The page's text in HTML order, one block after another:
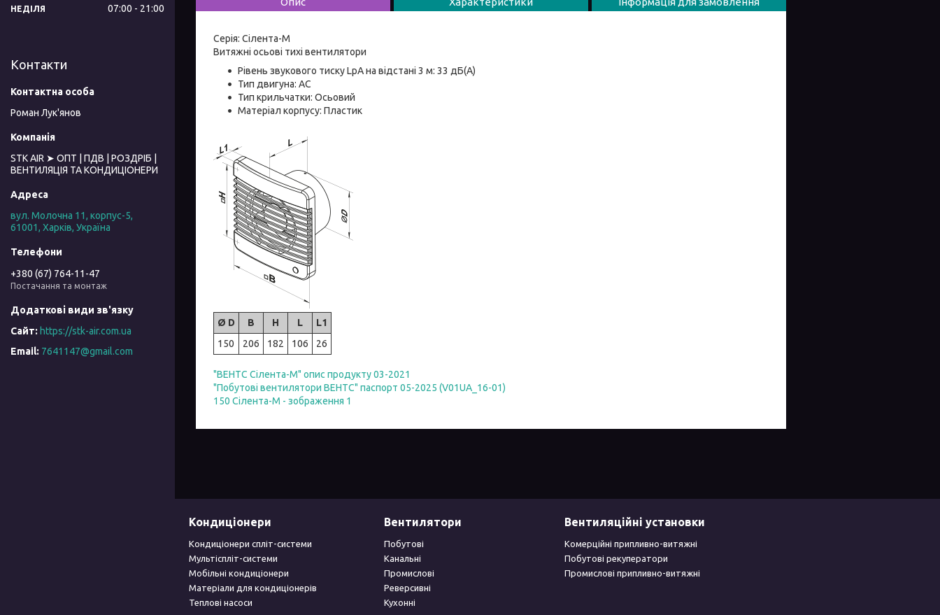
Серія: Сілента-М
Витяжні осьові тихі вентилятори
Рівень звукового тиску LpA на відстані 3 м: 33 дБ(А)
Тип двигуна: AC
Тип крильчатки: Осьовий
Матеріал корпусу: Пластик
Ø D B H L
L1
150
206 182 106 26
"ВЕНТС Сілента-М" опис продукту 03-2021
"Побутові вентилятори ВЕНТС" паспорт 05-2025 (V01UA_16-01)
150 Сілента-М - зображення 1
НЕДІЛЯ 07:00 21:00
Контакти
Роман Лук'янов
STK AIR ➤ ОПТ | ПДВ | РОЗДРІБ |
ВЕНТИЛЯЦІЯ ТА КОНДИЦІОНЕРИ
вул. Молочна 11, корпус-5,
61001, Харків, Україна
+380 (67) 764-11-47
Постачання та монтаж
https://stk-air.com.ua
7641147@gmail.com
Кондиціонери
Кондиціонери спліт-системи
Мультіспліт-системи
Мобільні кондиціонери
Матеріали для кондиціонерів
Теплові насоси
Вентилятори
Побутові
Канальні
Промислові
Реверсивні
Кухонні
Вентиляційні установки
Комерційні припливно-витяжні
Побутові рекуператори
Промислові припливно-витяжні